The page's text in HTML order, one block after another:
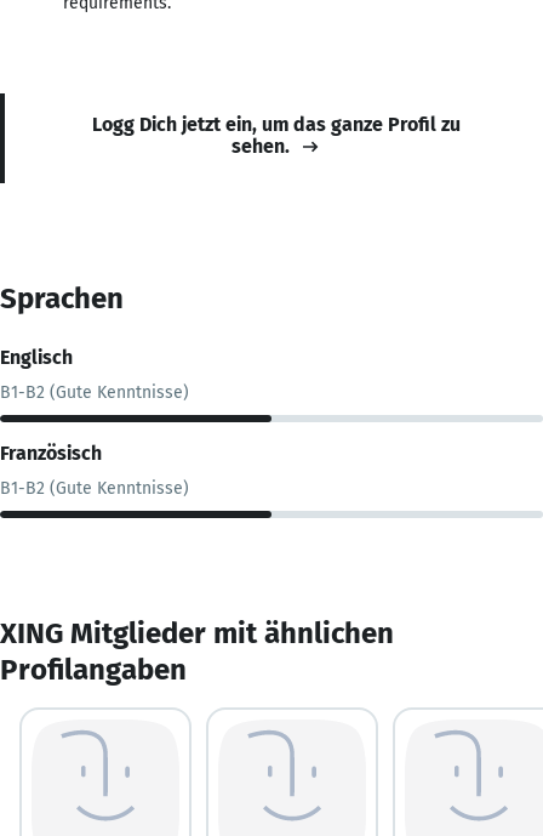
Logg Dich jetzt ein, um das ganze Profil zu
sehen.
Sprachen
Englisch
B1-B2 (Gute Kenntnisse)
Französisch
B1-B2 (Gute Kenntnisse)
XING Mitglieder mit ähnlichen
Profilangaben